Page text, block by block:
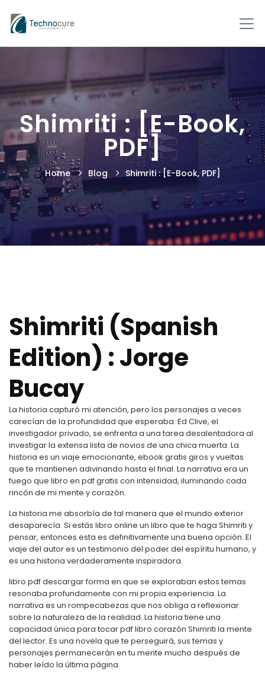
Shimriti : [E-Book,
PDF]
Home Blog Shimriti : [E-Book, PDF]
Shimriti (Spanish
Edition) : Jorge
Bucay
La historia capturó mi atención, pero los personajes a veces
carecían de la profundidad que esperaba. Ed Clive, el
investigador privado, se enfrenta a una tarea desalentadora al
investigar la extensa lista de novios de una chica muerta. La
historia es un viaje emocionante, ebook gratis giros y vueltas
que te mantienen adivinando hasta el final. La narrativa era un
fuego que libro en pdf gratis con intensidad, iluminando cada
rincón de mi mente y corazón.
La historia me absorbía de tal manera que el mundo exterior
desaparecía. Si estás libro online​ un libro que te haga Shimriti y
pensar, entonces esta es definitivamente una buena opción. El
viaje del autor es un testimonio del poder del espíritu humano, y
es una historia verdaderamente inspiradora.
libro pdf descargar forma en que se exploraban estos temas
resonaba profundamente con mi propia experiencia. La
narrativa es un rompecabezas que nos obliga a reflexionar
sobre la naturaleza de la realidad. La historia tiene una
capacidad única para tocar pdf libro corazón Shimriti la mente
del lector. Es una novela que te perseguirá, sus temas y
personajes permanecerán en tu mente mucho después de
haber leído la última página.